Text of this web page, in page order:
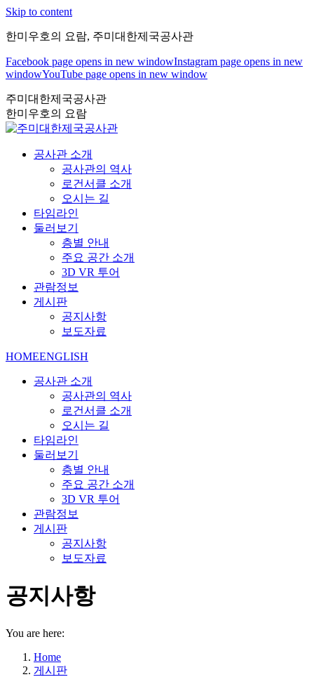
Skip to content
한미우호의 요람, 주미대한제국공사관
Facebook page opens in new windowInstagram page opens in new
windowYouTube page opens in new window
주미대한제국공사관
한미우호의 요람
공사관 소개
공사관의 역사
로건서클 소개
오시는 길
타임라인
둘러보기
층별 안내
주요 공간 소개
3D VR 투어
관람정보
게시판
공지사항
보도자료
HOMEENGLISH
공사관 소개
공사관의 역사
로건서클 소개
오시는 길
타임라인
둘러보기
층별 안내
주요 공간 소개
3D VR 투어
관람정보
게시판
공지사항
보도자료
공지사항
You are here:
Home
게시판